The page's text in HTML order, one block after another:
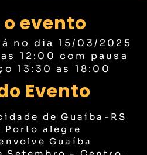
o evento
no dia 15/03/2025
12:00 com pausa
13:30 as 18:00
Evento
de Guaíba-RS
Porto alegre
Guaíba